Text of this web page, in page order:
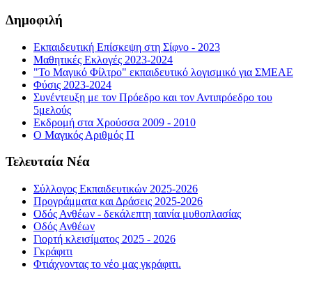
Δημοφιλή
Εκπαιδευτική Επίσκεψη στη Σίφνο - 2023
Μαθητικές Εκλογές 2023-2024
"Το Μαγικό Φίλτρο" εκπαιδευτικό λογισμικό για ΣΜΕΑΕ
Φύσις 2023-2024
Συνέντευξη με τον Πρόεδρο και τον Αντιπρόεδρο του
5μελούς
Εκδρομή στα Χρούσσα 2009 - 2010
Ο Μαγικός Αριθμός Π
Τελευταία Νέα
Σύλλογος Εκπαιδευτικών 2025-2026
Προγράμματα και Δράσεις 2025-2026
Οδός Ανθέων - δεκάλεπτη ταινία μυθοπλασίας
Οδός Ανθέων
Γιορτή κλεισίματος 2025 - 2026
Γκράφιτι
Φτιάχνοντας το νέο μας γκράφιτι.